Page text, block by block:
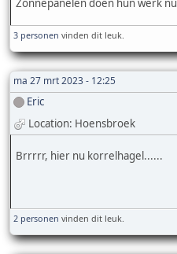
Zonnepanelen doen hun werk nu
3 personen vinden dit leuk.
ma 27 mrt 2023 - 12:25
Eric
Location: Hoensbroek
Brrrrr, hier nu korrelhagel......
2 personen vinden dit leuk.